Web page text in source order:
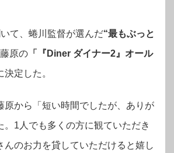
て、蜷川監督が選んだ“最もぶっと
原の 「『Diner ダイナー2』オール
決定した。
原から「短い時間でしたが、ありが
。1人でも多くの方に観ていただき
んのお力を貸していただけると嬉し